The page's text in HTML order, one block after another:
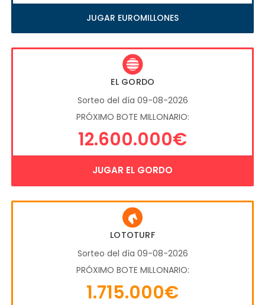
JUGAR EUROMILLONES
EL GORDO
Sorteo del día 09-08-2026
PRÓXIMO BOTE MILLONARIO:
12.600.000€
JUGAR EL GORDO
LOTOTURF
Sorteo del día 09-08-2026
PRÓXIMO BOTE MILLONARIO:
1.715.000€